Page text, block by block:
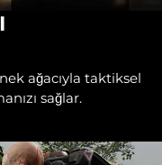
ağacıyla taktiksel
sağlar.